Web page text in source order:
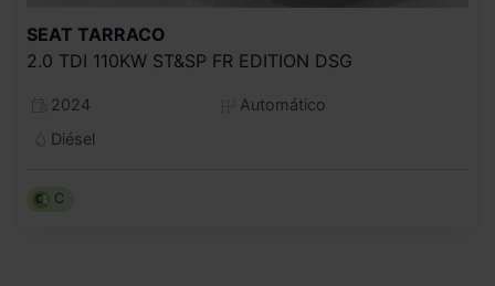
SEAT TARRACO
2.0 TDI 110KW ST&SP FR EDITION DSG
2024
Automático
Diésel
C